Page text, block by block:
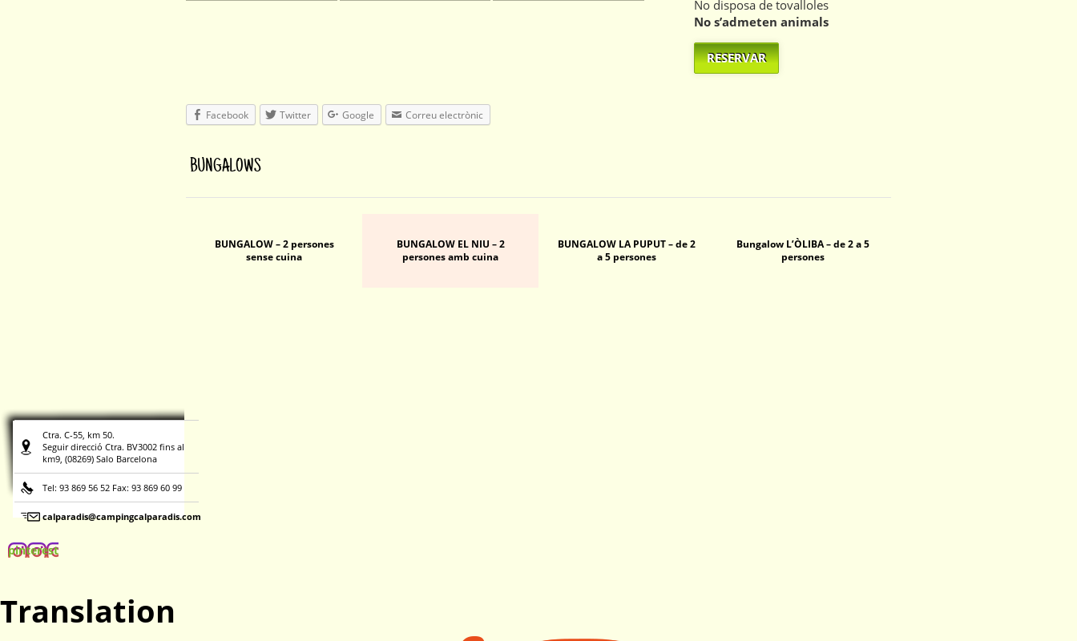
No disposa de tovalloles
No s’admeten animals
RESERVAR
Facebook Twitter Google Correu electrònic
BUNGALOWS
BUNGALOW – 2 persones
sense cuina
BUNGALOW EL NIU – 2
persones amb cuina
BUNGALOW LA PUPUT – de 2
a 5 persones
Bungalow L’ÒLIBA – de 2 a 5
persones
Ctra. C-55, km 50.
Seguir direcció Ctra. BV3002 fins al
km9, (08269) Salo Barcelona
Tel: 93 869 56 52 Fax: 93 869 60 99
calparadis@campingcalparadis.com
pinterest
Translation